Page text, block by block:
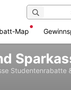
Map
Studentenrabatte